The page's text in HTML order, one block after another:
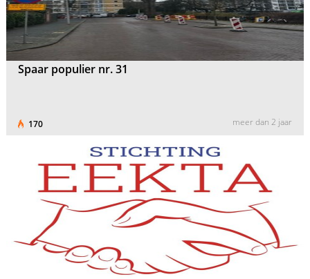
Spaar populier nr. 31
170 meer dan 2 jaar